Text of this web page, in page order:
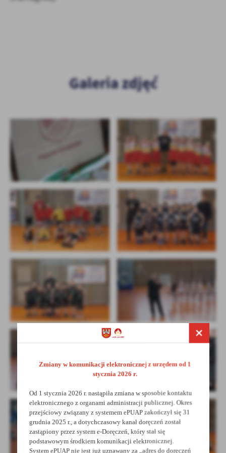
Galeria zdjęć
Zmiany w komunikacji elektronicznej z urzędem od 1
stycznia 2026 r.
Od 1 stycznia 2026 r. nastąpiła zmiana w sposobie kontaktu
elektronicznego z organami administracji publicznej. Okres
przejściowy związany z systemem ePUAP zakończył się 31
grudnia 2025 r., a dotychczasowy kanał doręczeń został
zastąpiony przez system e-Doręczeń, który stał się
podstawowym środkiem komunikacji elektronicznej.
System ePUAP nie jest już uznawany za „adres do doręczeń